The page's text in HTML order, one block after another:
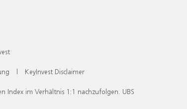
| KeyInvest Disclaimer
Index im Verhältnis 1:1 nachzufolgen. UBS